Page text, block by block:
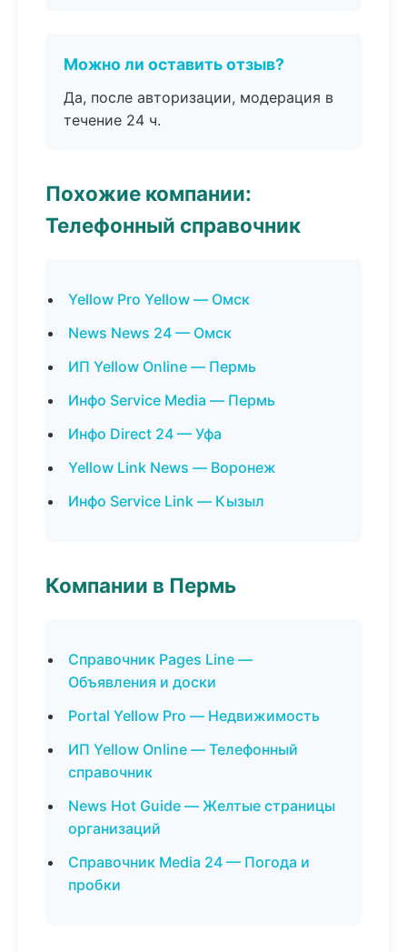
Можно ли оставить отзыв?
Да, после авторизации, модерация в
течение 24 ч.
Похожие компании:
Телефонный справочник
Yellow Pro Yellow — Омск
News News 24 — Омск
ИП Yellow Online — Пермь
Инфо Service Media — Пермь
Инфо Direct 24 — Уфа
Yellow Link News — Воронеж
Инфо Service Link — Кызыл
Компании в Пермь
Справочник Pages Line —
Объявления и доски
Portal Yellow Pro — Недвижимость
ИП Yellow Online — Телефонный
справочник
News Hot Guide — Желтые страницы
организаций
Справочник Media 24 — Погода и
пробки